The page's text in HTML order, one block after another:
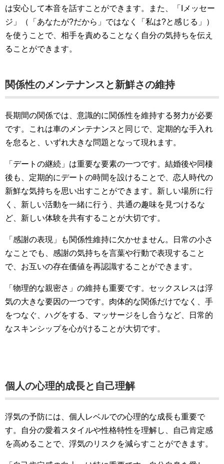
は安心して本音を話すことができます。また、「Iメッセー
ジ」（「あなたが?だから」ではなく「私は?と感じる」）
を使うことで、相手を責めることなく自分の気持ちを伝え
ることができます。
関係性のメンテナンスと新鮮さの維持
長期間の関係では、意識的に関係性を維持する努力が必要
です。これは車のメンテナンスと同じで、定期的な手入れ
を怠ると、いずれ大きな問題となって現れます。
「デートの継続」は重要な要素の一つです。結婚後や同棲
後も、定期的にデートの時間を設けることで、恋人時代の
新鮮な気持ちを思い出すことができます。新しい場所に行
く、新しい活動を一緒に行う、共通の趣味を見つけるな
ど、新しい体験を共有することが大切です。
「感謝の表現」も関係性維持に欠かせません。日常の小さ
なことでも、感謝の気持ちを言葉や行動で表現すること
で、お互いの存在価値を再認識することができます。
「物理的な親密さ」の維持も重要です。セックスレスは浮
気の大きな要因の一つです。肉体的な関係だけでなく、手
をつなぐ、ハグをする、マッサージをし合うなど、日常的
なスキンシップを心がけることが大切です。
個人の心理的成長と自己理解
浮気の予防には、個人レベルでの心理的な成長も重要で
す。自分の愛着スタイルや性格特性を理解し、自己肯定感
を高めることで、浮気のリスクを減らすことができます。